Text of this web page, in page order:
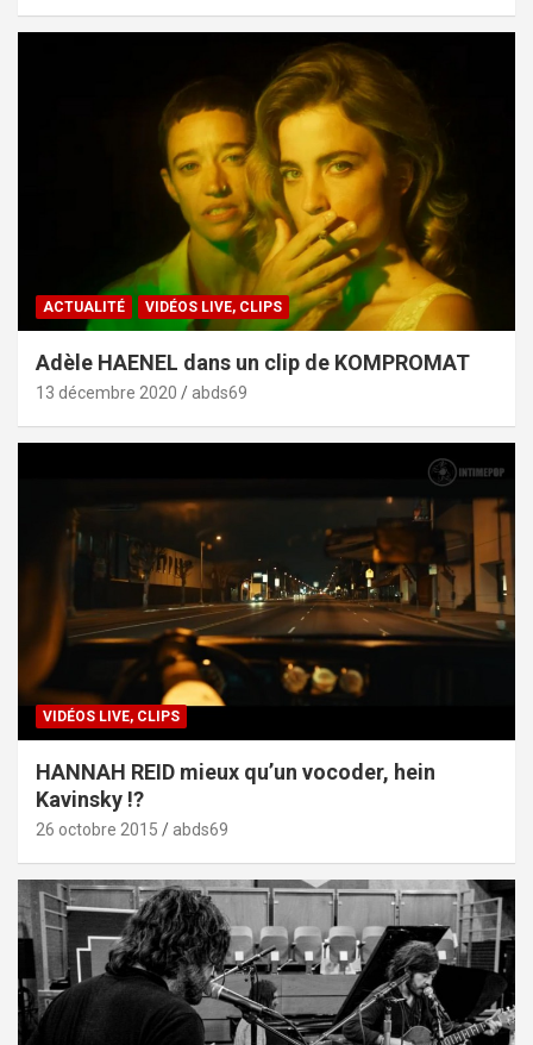
ACTUALITÉ VIDÉOS LIVE, CLIPS
Adèle HAENEL dans un clip de KOMPROMAT
13 décembre 2020 abds69
VIDÉOS LIVE, CLIPS
HANNAH REID mieux qu’un vocoder, hein
Kavinsky !?
26 octobre 2015 abds69